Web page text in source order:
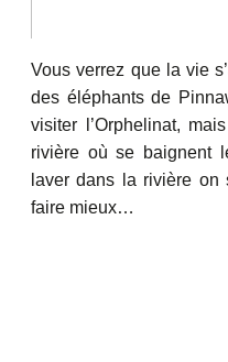
Vous verrez que la vie
des éléphants de
visiter l’Orphelinat,
rivière où se baignent
laver dans la rivière on
faire mieux…